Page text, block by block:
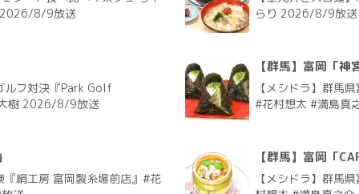
2026/8/9放送
らり 2026/8/9放送
ルフ対決『Park Golf
樹 2026/8/9放送
【群馬】富岡「神
【メシドラ】群馬
#花村想太 #満島
絹工房 富岡製糸場前店』#花
【群馬】富岡「
【メシドラ】群馬